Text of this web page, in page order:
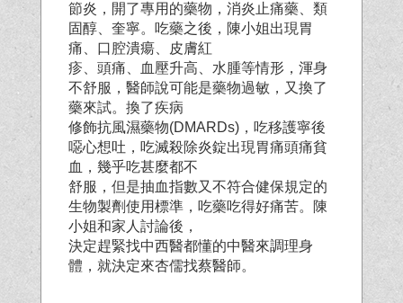
節炎，開了專用的藥物，消炎止痛藥、類
固醇、奎寧。吃藥之後，陳小姐出現胃
痛、口腔潰瘍、皮膚紅
疹、頭痛、血壓升高、水腫等情形，渾身
不舒服，醫師說可能是藥物過敏，又換了
藥來試。換了疾病
修飾抗風濕藥物(DMARDs)，吃移護寧後
噁心想吐，吃滅殺除炎錠出現胃痛頭痛貧
血，幾乎吃甚麼都不
舒服，但是抽血指數又不符合健保規定的
生物製劑使用標準，吃藥吃得好痛苦。陳
小姐和家人討論後，
決定趕緊找中西醫都懂的中醫來調理身
體，就決定來杏儒找蔡醫師。